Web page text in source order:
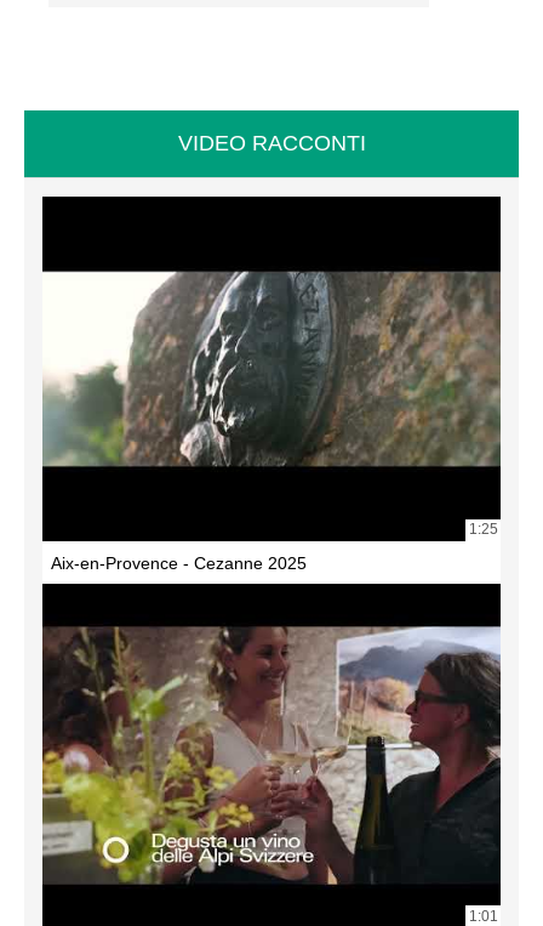
VIDEO RACCONTI
1:25
Aix-en-Provence - Cezanne 2025
1:01